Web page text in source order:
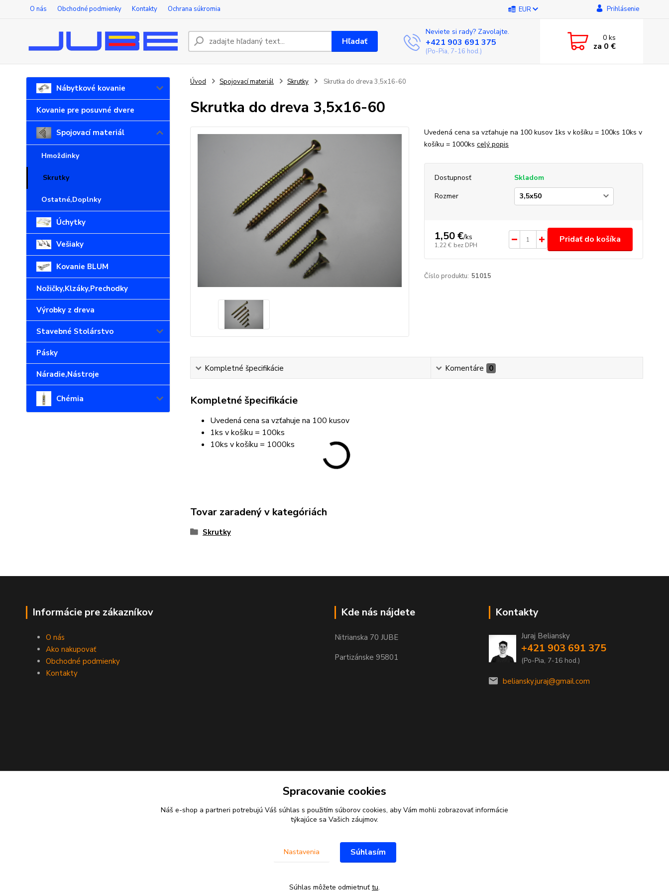
O nás Obchodné podmienky Kontakty Ochrana súkromia EUR Prihlásenie
Hľadať
Neviete si rady? Zavolajte.
+421 903 691 375
(Po-Pia, 7-16 hod.)
0ks
za 0 €
Nábytkové kovanie
Kovanie pre posuvné dvere
Spojovací materiál
Hmoždinky
Skrutky
Ostatné,Doplnky
Úchytky
Vešiaky
Kovanie BLUM
Nožičky,Klzáky,Prechodky
Výrobky z dreva
Stavebné Stolárstvo
Pásky
Náradie,Nástroje
Chémia
Úvod Spojovací materiál Skrutky Skrutka do dreva 3,5x16-60
Skrutka do dreva 3,5x16-60
Uvedená cena sa vzťahuje na 100 kusov 1ks v košíku = 100ks 10ks v
košíku = 1000ks celý popis
Dostupnosť
Skladom
Rozmer
1,50 €/ks
1,22 € bez DPH
Pridať do košíka
Číslo produktu: 51015
Kompletné špecifikácie Komentáre 0
Kompletné špecifikácie
Uvedená cena sa vzťahuje na 100 kusov
1ks v košíku = 100ks
10ks v košíku = 1000ks
Tovar zaradený v kategóriách
Skrutky
Informácie pre zákazníkov
O nás
Ako nakupovať
Obchodné podmienky
Kontakty
Kde nás nájdete
Nitrianska 70 JUBE
Partizánske 95801
Kontakty
Juraj Beliansky
+421 903 691 375
(Po-Pia, 7-16 hod.)
beliansky.juraj@gmail.com
Spracovanie cookies
Náš e-shop a partneri potrebujú Váš súhlas s použitím súborov cookies, aby Vám mohli zobrazovať informácie
týkajúce sa Vašich záujmov.
Nastavenia Súhlasím
Súhlas môžete odmietnuť tu.